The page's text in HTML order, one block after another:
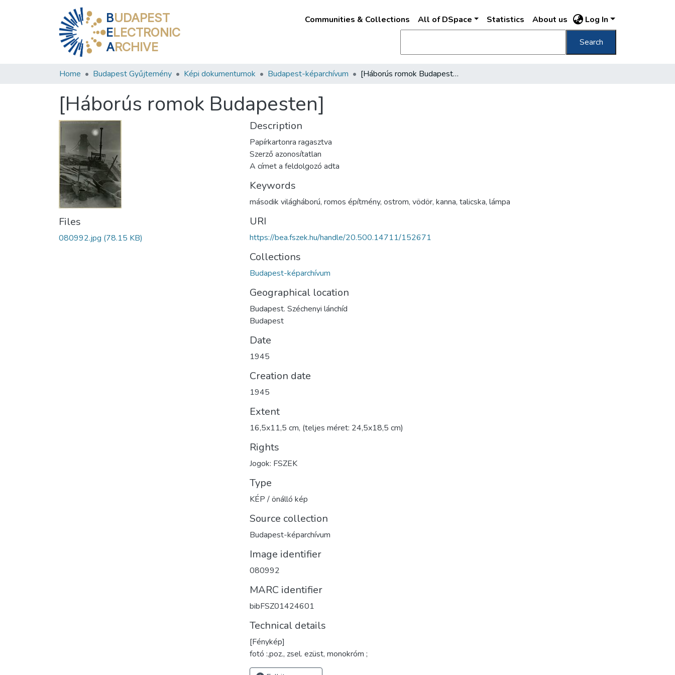
BUDAPEST
ELECTRONIC
ARCHIVE
Communities & Collections All of DSpace Statistics About us Log In
Search
Home Budapest Gyűjtemény Képi dokumentumok Budapest-képarchívum [Háborús romok Budapesten]
[Háborús romok Budapesten]
Files
080992.jpg (78.15 KB)
Description
Papírkartonra ragasztva
Szerző azonosítatlan
A címet a feldolgozó adta
Keywords
második világháború, romos építmény, ostrom, vödör, kanna, talicska, lámpa
URI
https://bea.fszek.hu/handle/20.500.14711/152671
Collections
Budapest-képarchívum
Geographical location
Budapest. Széchenyi lánchíd
Budapest
Date
1945
Creation date
1945
Extent
16,5x11,5 cm, (teljes méret: 24,5x18,5 cm)
Rights
Jogok: FSZEK
Type
KÉP / önálló kép
Source collection
Budapest-képarchívum
Image identifier
080992
MARC identifier
bibFSZ01424601
Technical details
[Fénykép]
fotó :,poz., zsel. ezüst, monokróm ;